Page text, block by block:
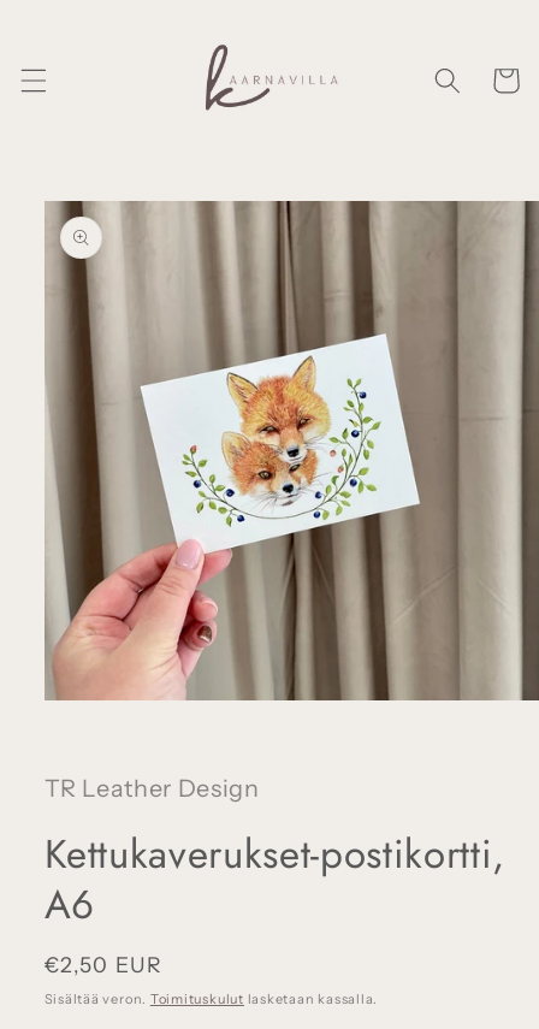
tuotetietoihin
ikkunassa
TR Leather Design
Kettukaverukset-postikortti,
A6
Normaalihinta
€2,50 EUR
Sisältää veron. Toimituskulut lasketaan kassalla.